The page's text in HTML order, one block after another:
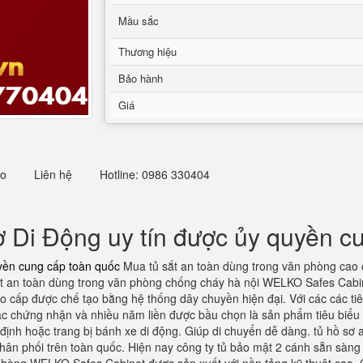
Mầu sắc
Thương hiệu
Bảo hành
Giá
Liên hệ Hotline: 0986 330404
Di Động uy tín được ủy quyền
cung cấp toàn quốc Mua tủ sắt an toàn dùng trong văn phòng
toàn dùng trong văn phòng chống cháy hà nội WELKO Safes
cấp được chế tạo bằng hệ thống dây chuyền hiện đại. Với các các
chứng nhận và nhiều năm liền được bầu chọn là sản phẩm tiêu
hoặc trang bị bánh xe di động. Giúp di chuyển dễ dàng. tủ hồ
phối trên toàn quốc. Hiện nay công ty tủ bảo mật 2 cánh sẵn